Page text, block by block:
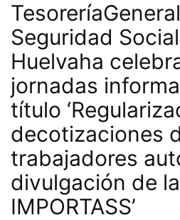
Seguridad
Huelvaha
jornadas
título
decotizaciones
trabajadores
divulgación de
IMPORTASS’